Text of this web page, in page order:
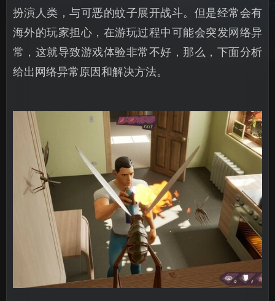
扮演人类，与可恶的蚊子展开战斗。但是经常会有
海外的玩家担心，在游玩过程中可能会突发网络异
常，这就导致游戏体验非常不好，那么，下面分析
给出网络异常原因和解决方法。